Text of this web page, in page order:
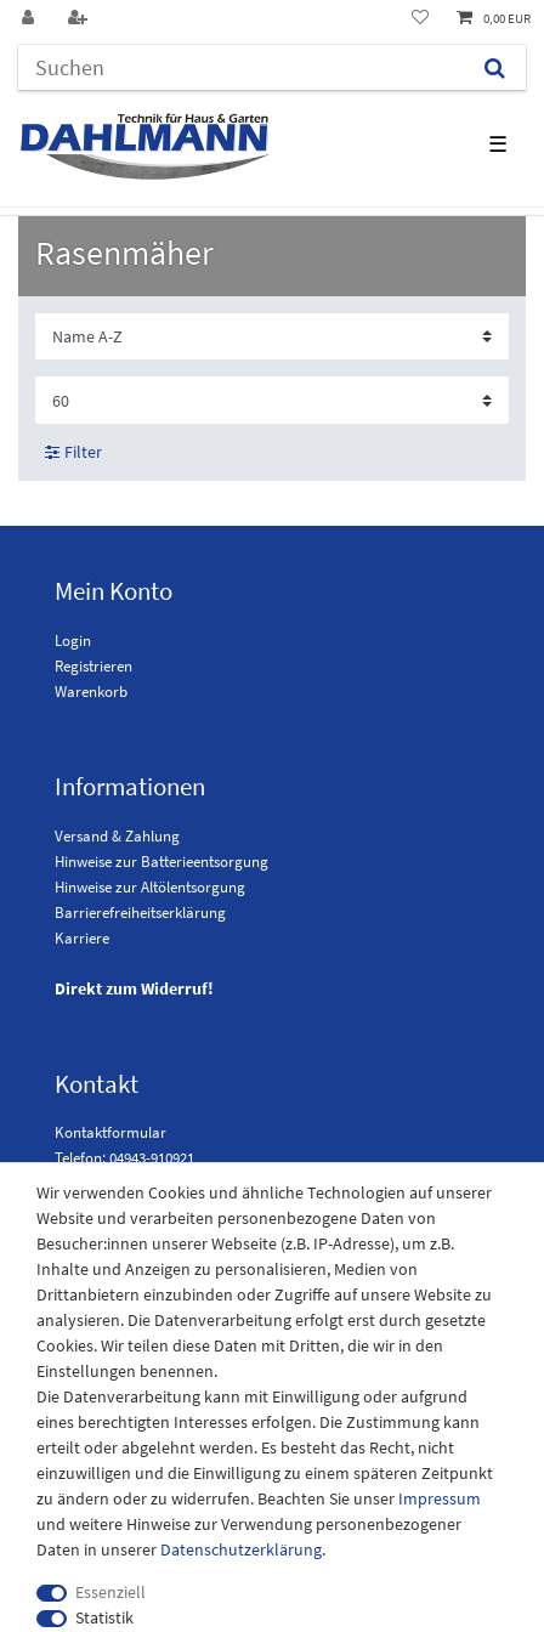
☰
0,00 EUR
Rasenmäher
Filter
Mein Konto
Login
Registrieren
Warenkorb
Informationen
Versand & Zahlung
Hinweise zur Batterieentsorgung
Hinweise zur Altölentsorgung
Barrierefreiheitserklärung
Karriere
Direkt zum Widerruf!
Kontakt
Kontaktformular
Telefon: 04943-910921
Laden Öffnungszeiten
Montag - Freitag
08:30 - 12:30 und 13.00 - 17.30 Uhr
Samstags
08:30 bis 12:30 Uhr
Wir verwenden Cookies und ähnliche Technologien auf unserer
Website und verarbeiten personenbezogene Daten von
Besucher:innen unserer Webseite (z.B. IP-Adresse), um z.B.
Inhalte und Anzeigen zu personalisieren, Medien von
Drittanbietern einzubinden oder Zugriffe auf unsere Website zu
analysieren. Die Datenverarbeitung erfolgt erst durch gesetzte
Cookies. Wir teilen diese Daten mit Dritten, die wir in den
Einstellungen benennen.
Die Datenverarbeitung kann mit Einwilligung oder aufgrund
eines berechtigten Interesses erfolgen. Die Zustimmung kann
erteilt oder abgelehnt werden. Es besteht das Recht, nicht
einzuwilligen und die Einwilligung zu einem späteren Zeitpunkt
zu ändern oder zu widerrufen. Beachten Sie unser Impressum
und weitere Hinweise zur Verwendung personenbezogener
Daten in unserer Daten­schutz­erklärung.
Essenziell
Statistik